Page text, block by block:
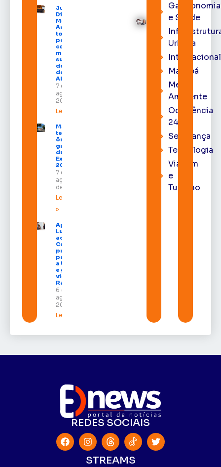
Juiz
Diego
Moura de
Araújo
toma
posse
como
membro
substituto
do Pleno
do TRE-
AP
7 de
agosto de
2026
Leia mais »
Macapá
terá
ônibus
gratuitos
durante a
Expofeira
2026
7 de
agosto
de 2026
Leia mais
»
Após veto,
Lula envia
ao
Congresso
projeto
para criar
a UNIFRON
e grava
vídeo para
Randolfe
6 de
agosto de
2026
Leia mais »
Gastronomia
e Saúde
Urbana
Internacional
Macapá
Meio
Ambiente
Ocorrência
24h
Segurança
Tecnologia
Viagem
e
Turismo
REDES SOCIAIS
STREAMS